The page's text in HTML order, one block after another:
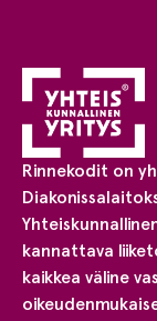
Rinnekodit on
kannattava
kaikkea väline